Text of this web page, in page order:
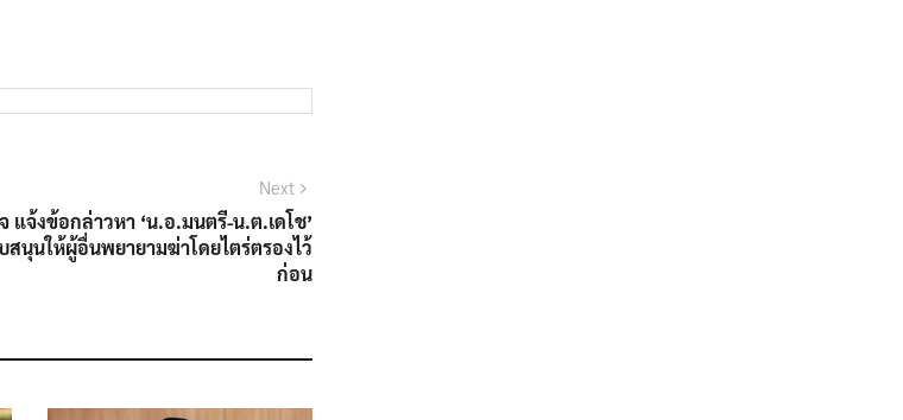
Next
แจ้งข้อกล่าวหา ‘น.อ.มนตรี-น.ต.เดโช’
สนุนให้ผู้อื่นพยายามฆ่าโดยไตร่ตรองไว้
ก่อน